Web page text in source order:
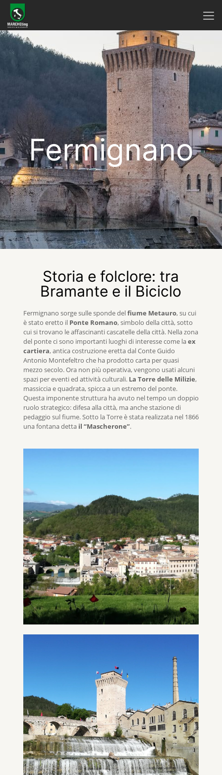
Fermignano
Storia e folclore: tra
Bramante e il Biciclo
Fermignano sorge sulle sponde delfiume Metauro, su cui
è stato eretto il Ponte Romano, simbolo della città, sotto
cui si trovano le affascinanti cascatelle della città. Nella zona
del ponte ci sono importanti luoghi di interesse come laex
cartiera, antica costruzione eretta dal Conte Guido
Antonio Montefeltro che ha prodotto carta per quasi
mezzo secolo. Ora non più operativa, vengono usati alcuni
spazi per eventi ed attività culturali. La Torre delle Milizie,
massiccia e quadrata, spicca a un estremo del ponte.
Questa imponente struttura ha avuto nel tempo un doppio
ruolo strategico: difesa alla città, ma anche stazione di
pedaggio sul fiume. Sotto la Torre è stata realizzata nel 1866
una fontana dettail “Mascherone”.